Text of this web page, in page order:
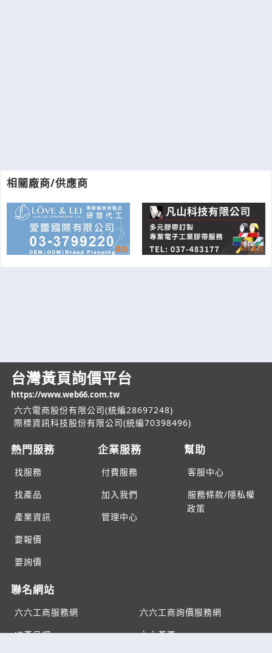
相關廠商/供應商
台灣黃頁詢價平台
https://www.web66.com.tw
六六電商股份有限公司(統編28697248)
際標資訊科技股份有限公司(統編70398496)
熱門服務
找服務
找產品
產業資訊
要報價
要詢價
企業服務
付費服務
加入我們
管理中心
幫助
客服中心
服務條款/隱私權
政策
聯名網站
六六工商服務網
六六工商詢價服務網
JB產品網
六六黃頁